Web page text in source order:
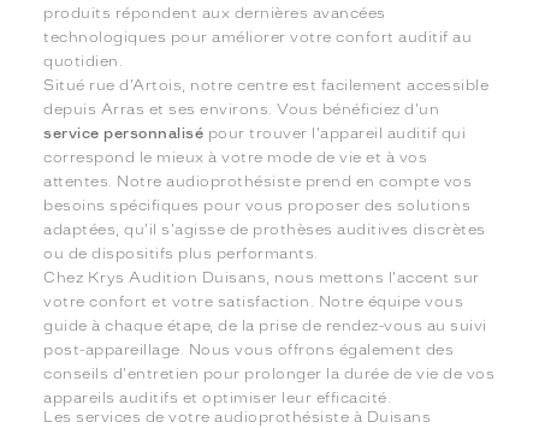
produits répondent aux dernières avancées
technologiques pour améliorer votre confort auditif au
quotidien.
Situé rue d'Artois, notre centre est facilement accessible
depuis Arras et ses environs. Vous bénéficiez d'un
service personnalisé pour trouver l'appareil auditif qui
correspond le mieux à votre mode de vie et à vos
attentes. Notre audioprothésiste prend en compte vos
besoins spécifiques pour vous proposer des solutions
adaptées, qu'il s'agisse de prothèses auditives discrètes
ou de dispositifs plus performants.
Chez Krys Audition Duisans, nous mettons l'accent sur
votre confort et votre satisfaction. Notre équipe vous
guide à chaque étape, de la prise de rendez-vous au suivi
post-appareillage. Nous vous offrons également des
conseils d'entretien pour prolonger la durée de vie de vos
appareils auditifs et optimiser leur efficacité.
Les services de votre audioprothésiste à Duisans